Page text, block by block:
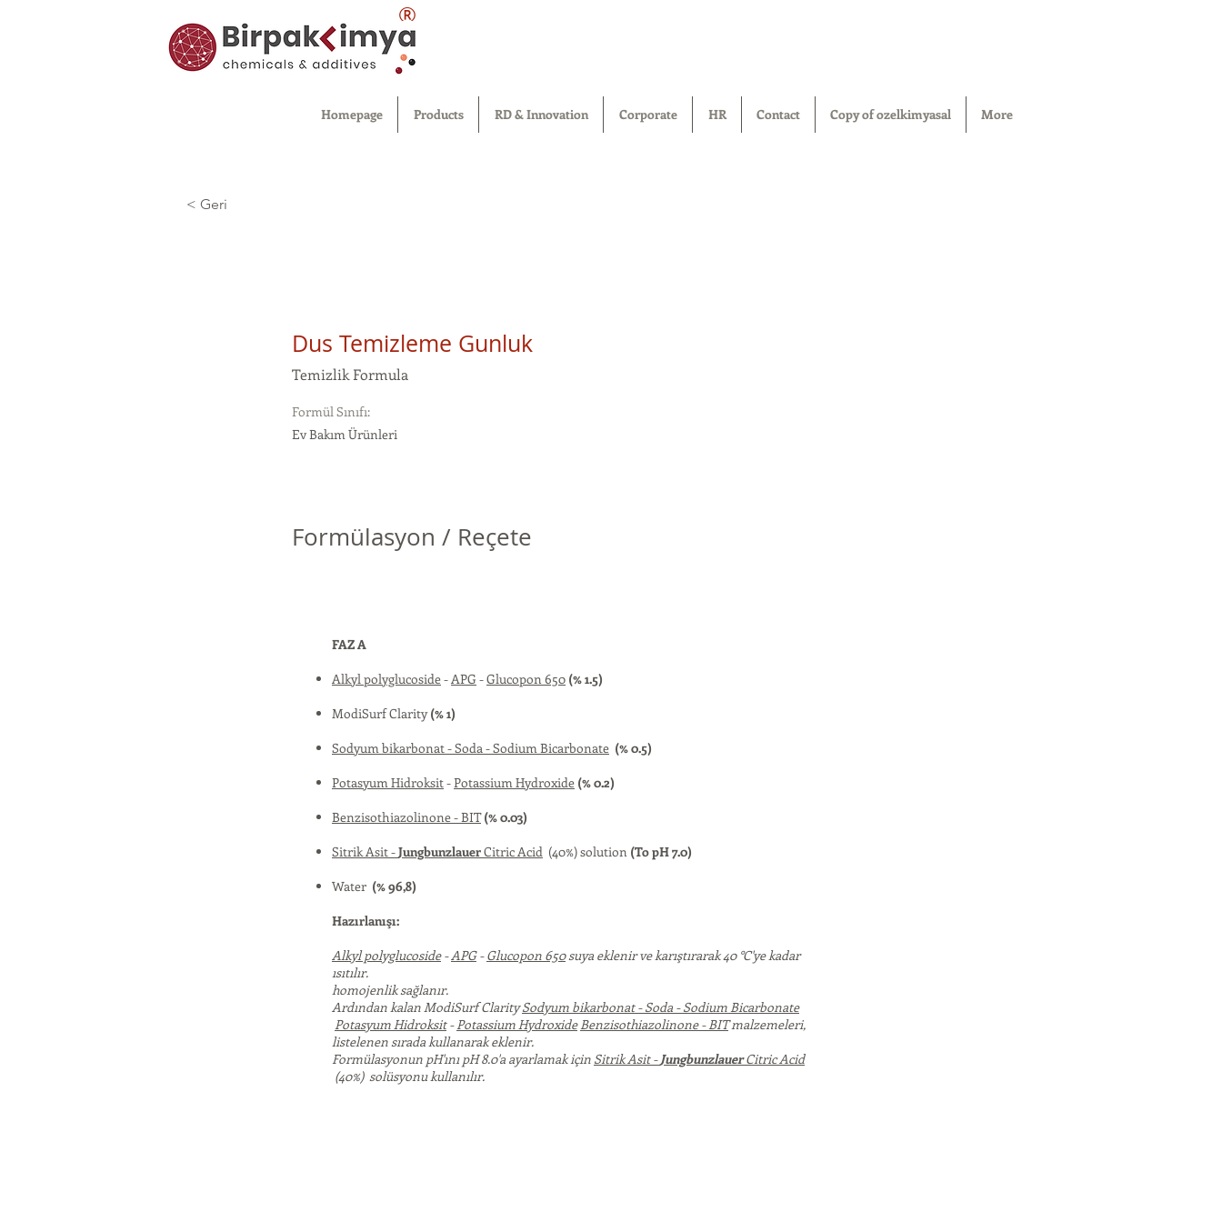
®
Homepage Products RD & Innovation Corporate HR Contact Copy of ozelkimyasal More
< Geri
Dus Temizleme Gunluk
Temizlik Formula
Formül Sınıfı:
Ev Bakım Ürünleri
Formülasyon / Reçete
FAZ A
Alkyl polyglucoside-APG -Glucopon 650 (% 1.5)
ModiSurf Clarity(% 1)
Sodyum bikarbonat - Soda - Sodium Bicarbonate (% 0.5)
Potasyum Hidroksit-Potassium Hydroxide (% 0.2)
Benzisothiazolinone - BIT (% 0.03)
Sitrik Asit -JungbunzlauerCitric Acid (40%) solution (To pH 7.0)
Water (% 96,8)
Hazırlanışı:
Alkyl polyglucoside-APG-Glucopon 650suya eklenir ve karıştırarak 40 °C'ye kadar
ısıtılır.
homojenlik sağlanır.
Ardından kalan ModiSurf ClaritySodyum bikarbonat - Soda - Sodium Bicarbonate
Potasyum Hidroksit-Potassium Hydroxide Benzisothiazolinone - BITmalzemeleri,
listelenen sırada kullanarak eklenir.
Formülasyonun pH'ını pH 8.0'a ayarlamak için Sitrik Asit -JungbunzlauerCitric Acid
(40%) solüsyonu kullanılır.